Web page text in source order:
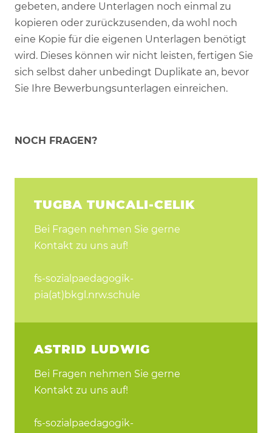
gebeten, andere Unterlagen noch einmal zu
kopieren oder zurückzusenden, da wohl noch
eine Kopie für die eigenen Unterlagen benötigt
wird. Dieses können wir nicht leisten, fertigen Sie
sich selbst daher unbedingt Duplikate an, bevor
Sie Ihre Bewerbungsunterlagen einreichen.
NOCH FRAGEN?
TUGBA TUNCALI-CELIK
Bei Fragen nehmen Sie gerne
Kontakt zu uns auf!
fs-sozialpaedagogik-
pia(at)bkgl.nrw.schule
ASTRID LUDWIG
Bei Fragen nehmen Sie gerne
Kontakt zu uns auf!
fs-sozialpaedagogik-